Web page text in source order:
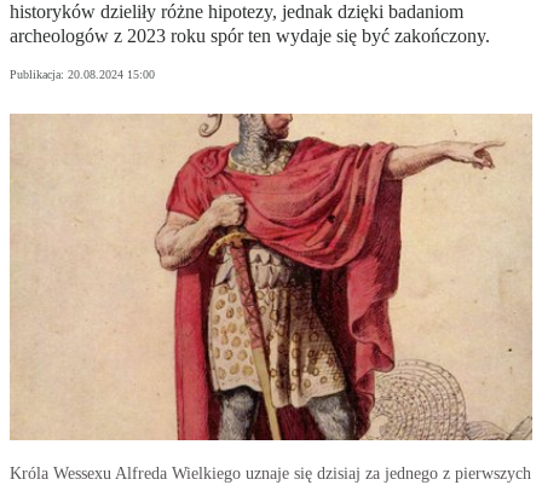
historyków dzieliły różne hipotezy, jednak dzięki badaniom
archeologów z 2023 roku spór ten wydaje się być zakończony.
Publikacja: 20.08.2024 15:00
Króla Wessexu Alfreda Wielkiego uznaje się dzisiaj za jednego z pierwszych